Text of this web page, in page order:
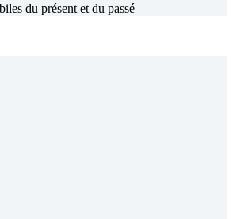
du présent et du passé